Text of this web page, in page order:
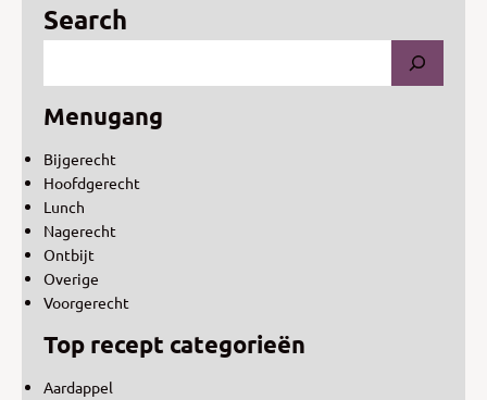
Search
Menugang
Bijgerecht
Hoofdgerecht
Lunch
Nagerecht
Ontbijt
Overige
Voorgerecht
Top recept categorieën
Aardappel